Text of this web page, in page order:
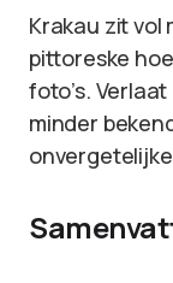
Krakau zit vol
pittoreske
foto’s.
minder